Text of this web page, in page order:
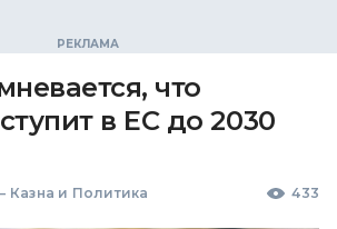
что
в ЕС до 2030
Казна и Политика 433